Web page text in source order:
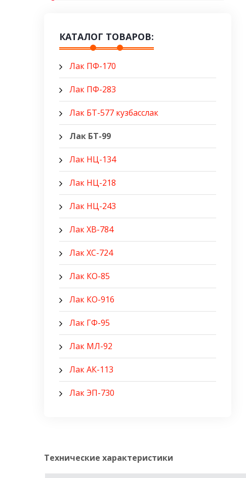
КАТАЛОГ ТОВАРОВ:
Лак ПФ-170
Лак ПФ-283
Лак БТ-577 кузбасслак
Лак БТ-99
Лак НЦ-134
Лак НЦ-218
Лак НЦ-243
Лак ХВ-784
Лак ХС-724
Лак КО-85
Лак КО-916
Лак ГФ-95
Лак МЛ-92
Лак АК-113
Лак ЭП-730
Технические характеристики